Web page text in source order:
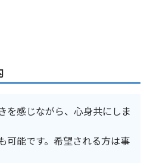
を感じながら、心身共にしま
可能です。希望される方は事